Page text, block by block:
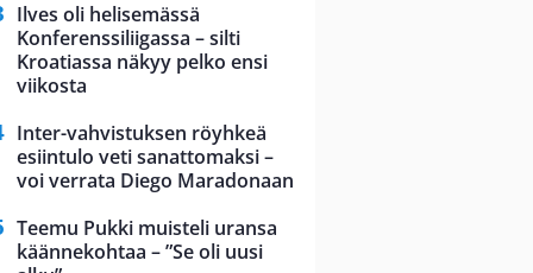
Ilves oli helisemässä
Konferenssiliigassa – silti
Kroatiassa näkyy pelko ensi
viikosta
Inter-vahvistuksen röyhkeä
esiintulo veti sanattomaksi –
voi verrata Diego Maradonaan
Teemu Pukki muisteli uransa
käännekohtaa – ”Se oli uusi